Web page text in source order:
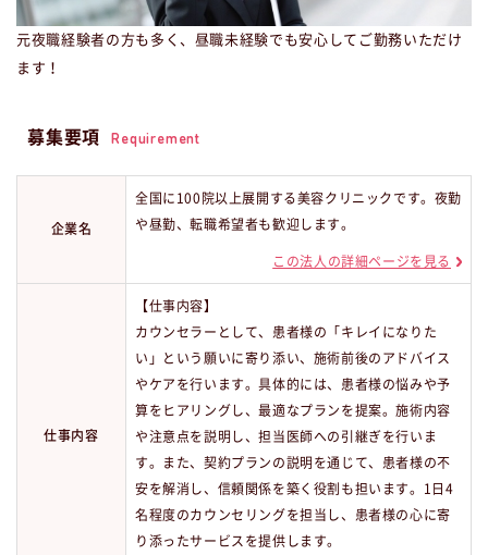
元夜職経験者の方も多く、昼職未経験でも安心してご勤務いただけ
ます！
募集要項 Requirement
企業名
全国に100院以上展開する美容クリニックです。夜勤
や昼勤、転職希望者も歓迎します。
この法人の詳細ページを見る
仕事内容
【仕事内容】
カウンセラーとして、患者様の「キレイになりた
い」という願いに寄り添い、施術前後のアドバイス
やケアを行います。具体的には、患者様の悩みや予
算をヒアリングし、最適なプランを提案。施術内容
や注意点を説明し、担当医師への引継ぎを行いま
す。また、契約プランの説明を通じて、患者様の不
安を解消し、信頼関係を築く役割も担います。1日4
名程度のカウンセリングを担当し、患者様の心に寄
り添ったサービスを提供します。